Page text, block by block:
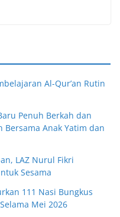
Al-Qur’an Rutin
Penuh Berkah dan
Bersama Anak Yatim dan
LAZ Nurul Fikri
Sesama
111 Nasi Bungkus
Mei 2026